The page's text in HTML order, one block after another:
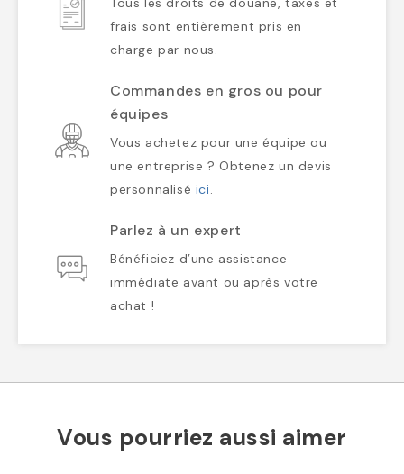
frais sont entièrement pris en
charge par nous.
Commandes en gros ou pour
équipes
Vous achetez pour une équipe ou
une entreprise ? Obtenez un devis
personnalisé ici.
Parlez à un expert
Bénéficiez d’une assistance
immédiate avant ou après votre
achat !
Vous pourriez aussi aimer